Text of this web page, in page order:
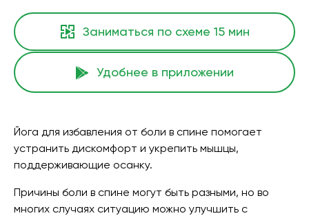
Заниматься по схеме 15 мин
Удобнее в приложении
Йога для избавления от боли в спине помогает
устранить дискомфорт и укрепить мышцы,
поддерживающие осанку.
Причины боли в спине могут быть разными, но во
многих случаях ситуацию можно улучшить с